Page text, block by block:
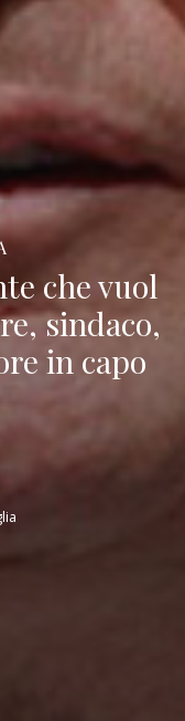
che vuol
sindaco,
in capo